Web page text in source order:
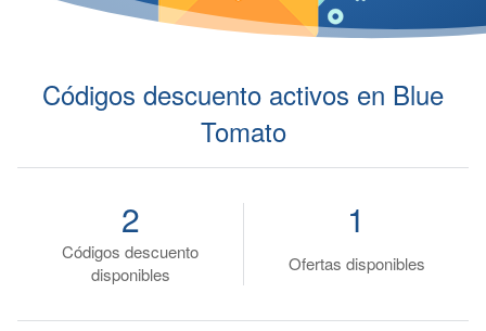
Códigos descuento activos en Blue
Tomato
Códigos descuento
disponibles
2
Ofertas disponibles
1